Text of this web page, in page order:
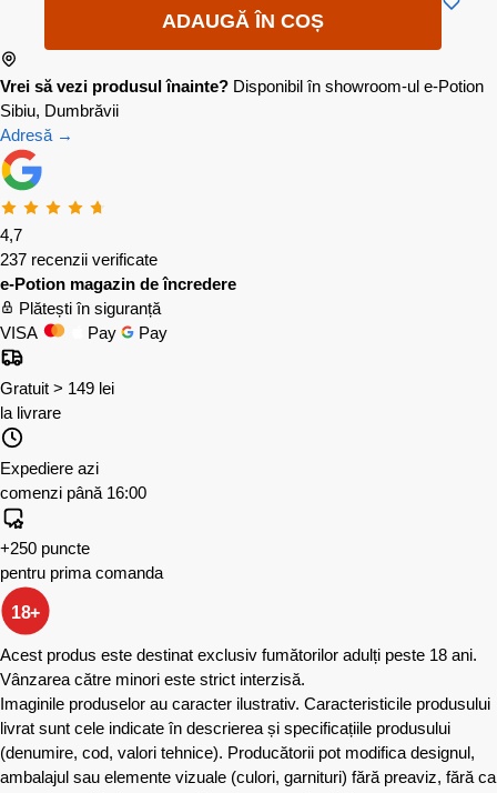
ADAUGĂ ÎN COȘ
Vrei să vezi produsul înainte? Disponibil în showroom-ul e-Potion
Sibiu, Dumbrăvii
Adresă →
4,7
237 recenzii verificate
e-Potion magazin de încredere
Plătești în siguranță
VISA
Pay Pay
Gratuit > 149 lei
la livrare
Expediere azi
comenzi până 16:00
+250 puncte
pentru prima comanda
18+
Acest produs este destinat exclusiv fumătorilor adulți peste 18 ani.
Vânzarea către minori este strict interzisă.
Imaginile produselor au caracter ilustrativ. Caracteristicile produsului
livrat sunt cele indicate în descrierea și specificațiile produsului
(denumire, cod, valori tehnice). Producătorii pot modifica designul,
ambalajul sau elemente vizuale (culori, garnituri) fără preaviz, fără ca